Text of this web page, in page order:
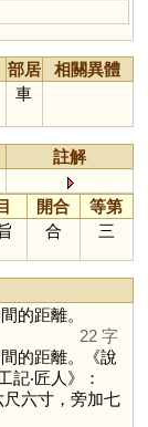
部居
相關異體
車
註解
開合
等第
合 三
的距離。
22 字
的距離。《說
記‧匠人》：
尺六寸，旁加七